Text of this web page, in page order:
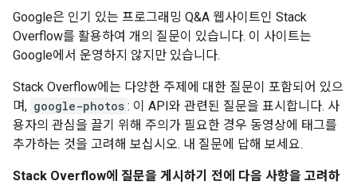
Google은 인기 있는 프로그래밍 Q&A 웹사이트인 Stack
Overflow를 활용하여 개의 질문이 있습니다. 이 사이트는
Google에서 운영하지 않지만 있습니다.
Stack Overflow에는 다양한 주제에 대한 질문이 포함되어 있으
며, google-photos : 이 API와 관련된 질문을 표시합니다. 사
용자의 관심을 끌기 위해 주의가 필요한 경우 동영상에 태그를
추가하는 것을 고려해 보십시오. 내 질문에 답해 보세요.
Stack Overflow에 질문을 게시하기 전에 다음 사항을 고려하